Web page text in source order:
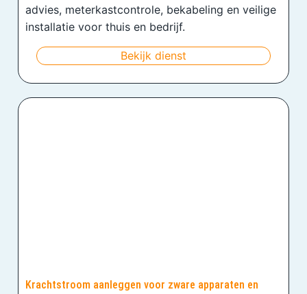
advies, meterkastcontrole, bekabeling en veilige
installatie voor thuis en bedrijf.
Bekijk dienst
Krachtstroom aanleggen voor zware apparaten en